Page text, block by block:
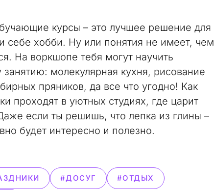
курсы – это лучшее решение для
себе хобби. Ну или понятия не имеет, чем
На воркшопе тебя могут научить
молекулярная кухня, рисование
пряников, да все что угодно! Как
проходят в уютных студиях, где царит
если ты решишь, что лепка из глины –
будет интересно и полезно.
#ДОСУГ #ОТДЫХ